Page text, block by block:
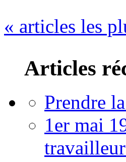
« articles les
Articles
Prendre
1er mai